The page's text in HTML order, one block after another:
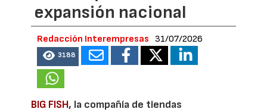
expansión nacional
Redacción Interempresas 31/07/2026
3188
BIG FISH, la compañía de tiendas